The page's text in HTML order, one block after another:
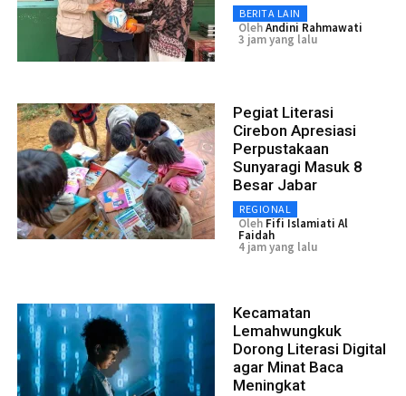
BERITA LAIN
OlehAndini Rahmawati
3 jam yang lalu
Pegiat Literasi
Cirebon Apresiasi
Perpustakaan
Sunyaragi Masuk 8
Besar Jabar
REGIONAL
Oleh Fifi Islamiati Al
Faidah
4 jam yang lalu
Kecamatan
Lemahwungkuk
Dorong Literasi Digital
agar Minat Baca
Meningkat